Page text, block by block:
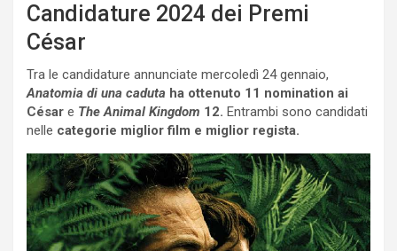
Candidature 2024 dei Premi
César
Tra le candidature annunciate mercoledì 24 gennaio,
Anatomia di una caduta ha ottenuto 11 nomination ai
César e The Animal Kingdom 12. Entrambi sono candidati
nelle categorie miglior film e miglior regista.